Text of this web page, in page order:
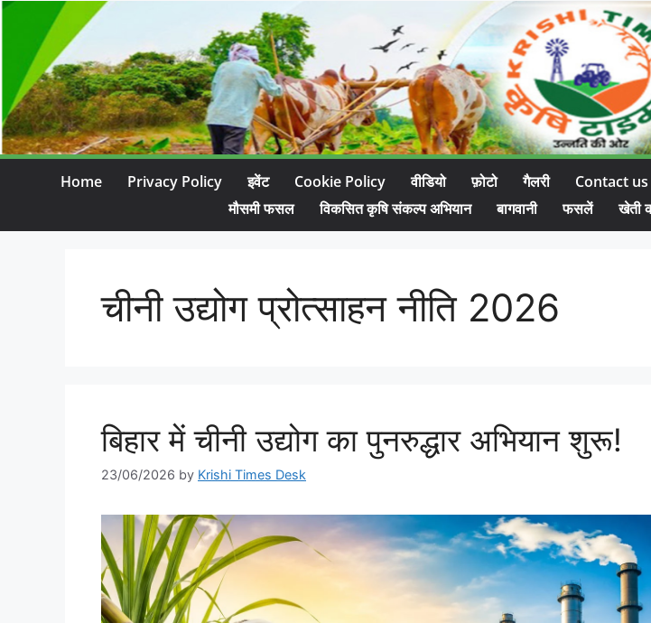
Home Privacy Policy इवेंट Cookie Policy वीडियो फ़ोटो गैलरी Contact us
मौसमी फसल
विकसित कृषि संकल्प अभियान बागवानी फसलें खेती
चीनी उद्योग प्रोत्साहन नीति 2026
बिहार में चीनी उद्योग का पुनरुद्धार अभियान शुरू!
23/06/2026 by Krishi Times Desk